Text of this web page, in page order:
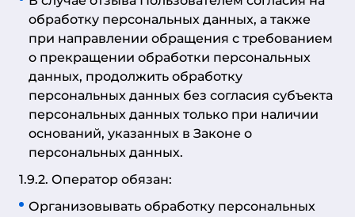
обработку персональных данных, а также
при направлении обращения с требованием
о прекращении обработки персональных
данных, продолжить обработку
персональных данных без согласия субъекта
персональных данных только при наличии
оснований, указанных в Законе о
персональных данных.
1.9.2. Оператор обязан:
Организовывать обработку персональных